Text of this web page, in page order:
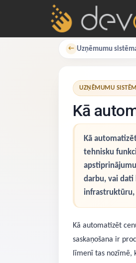
← Uzņēmumu
UZŅĒMUMU
Kā
Kā
tehnisku
darbu, vai dati
infrastruktūru,
Kā automatizēt
saskaņošana ir
līmenī tas